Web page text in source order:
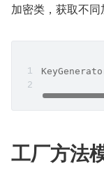
加密类，获取不
工厂方法